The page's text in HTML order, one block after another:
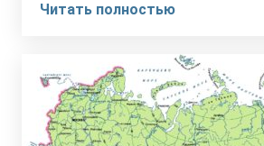
Читать полностью